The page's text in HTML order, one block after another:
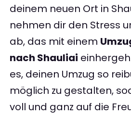
deinem neuen Ort in
nehmen dir den Stress
ab, das mit einem
nach Shauliai
es, deinen Umzug so
möglich zu gestalten,
voll und ganz auf die